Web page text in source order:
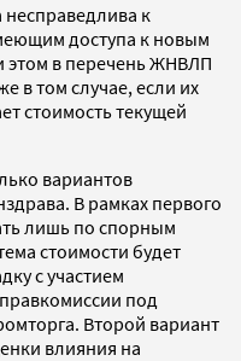
несправедлива к
доступа к новым
этом в перечень ЖНВЛП
в том случае, если их
стоимость текущей
вариантов
В рамках первого
лишь по спорным
стоимости будет
с участием
под
Второй вариант
влияния на